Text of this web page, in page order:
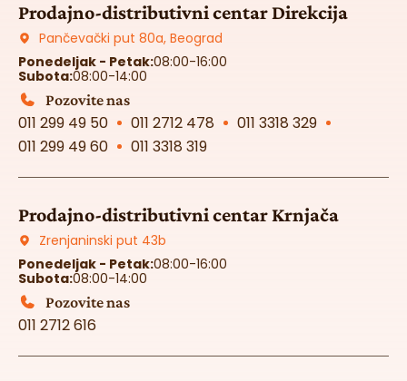
Prodajno-distributivni centar Direkcija
Pančevački put 80a, Beograd
Ponedeljak - Petak:08:00-16:00
Subota:08:00-14:00
Pozovite nas
011 299 49 50 011 2712 478
011 3318 329
011 299 49 60
011 3318 319
Prodajno-distributivni centar Krnjača
Zrenjaninski put 43b
Ponedeljak - Petak:08:00-16:00
Subota:08:00-14:00
Pozovite nas
011 2712 616